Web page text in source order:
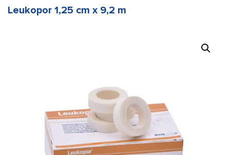
Leukopor 1,25 cm x 9,2 m